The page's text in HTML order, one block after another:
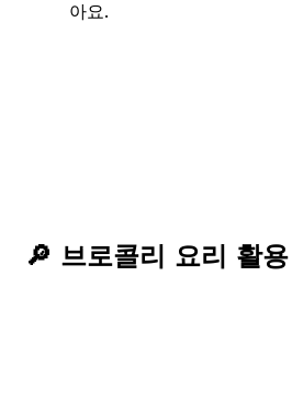
아요.
🔎 브로콜리 요리 활용